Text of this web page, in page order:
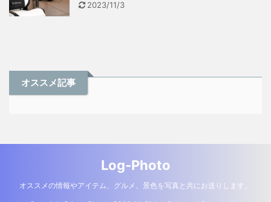
2023/11/3
オススメ記事
Log-Photo
オススメの情報やアイテム、グルメ、景色を写真と共にお送りします。